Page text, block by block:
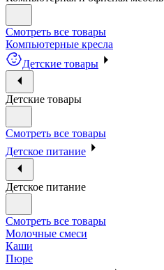
Смотреть все товары
Компьютерные кресла
Детские товары
Детские товары
Смотреть все товары
Детское питание
Детское питание
Смотреть все товары
Молочные смеси
Каши
Пюре